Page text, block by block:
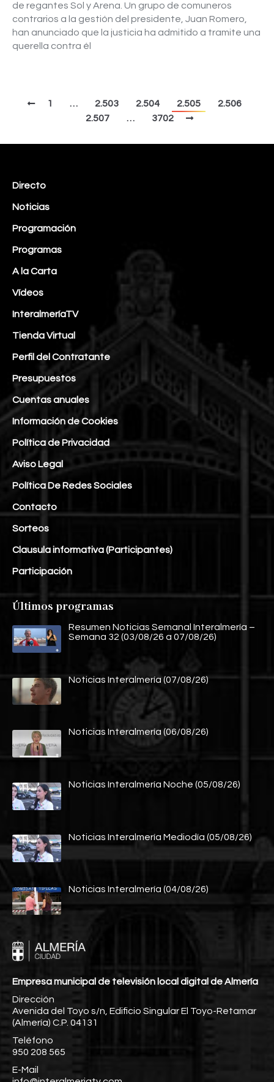
de regantes Sol y Arena. Un grupo de comuneros
contrarios a la gestión del presidente, Juan Romero,
han anunciado que la justicia ha admitido a tramite una
querella contra él
1 … 2.503 2.504 2.505
2.506
2.507
… 3702
Directo
Noticias
Programación
Programas
A la Carta
Vídeos
InteralmeríaTV
Tienda Virtual
Perfil del Contratante
Presupuestos
Cuentas anuales
Información de Cookies
Política de Privacidad
Aviso Legal
Política De Redes Sociales
Contacto
Sorteos
Clausula informativa (Participantes)
Participación
Últimos programas
Resumen Noticias Semanal Interalmería –
Semana 32 (03/08/26 a 07/08/26)
Noticias Interalmería (07/08/26)
Noticias Interalmería (06/08/26)
Noticias Interalmería Noche (05/08/26)
Noticias Interalmería Mediodía (05/08/26)
Noticias Interalmería (04/08/26)
Empresa municipal de televisión local digital de Almería
Dirección
Avenida del Toyo s/n, Edificio Singular El Toyo-Retamar
(Almería) C.P. 04131
Teléfono
950 208 565
E-Mail